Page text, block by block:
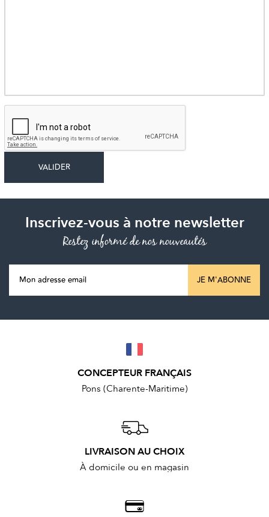
Inscrivez-vous à notre newsletter
Restez informé de nos nouveautés
JE M'ABONNE
CONCEPTEUR FRANÇAIS
Pons (Charente-Maritime)
LIVRAISON AU CHOIX
À domicile ou en magasin